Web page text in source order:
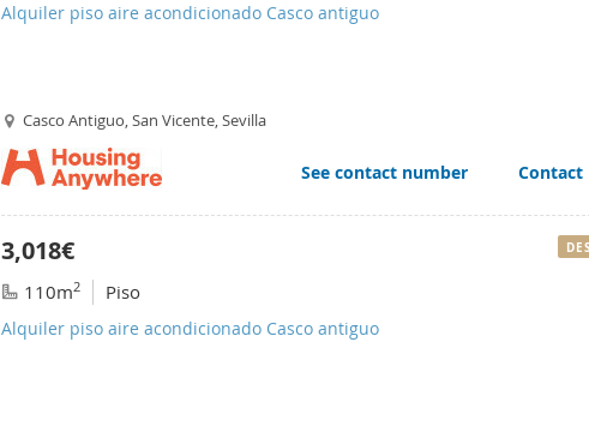
Alquiler piso aire acondicionado Casco antiguo
Casco Antiguo, San Vicente, Sevilla
See contact number Contact
3,018€
110m2 Piso
Alquiler piso aire acondicionado Casco antiguo